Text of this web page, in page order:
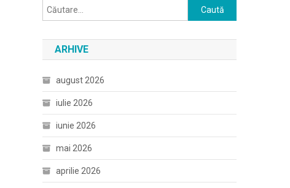
Caută
după:
ARHIVE
august 2026
iulie 2026
iunie 2026
mai 2026
aprilie 2026